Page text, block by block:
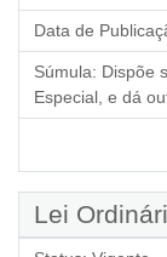
Data de
Súmula: Dispõe
Especial, e dá
Lei